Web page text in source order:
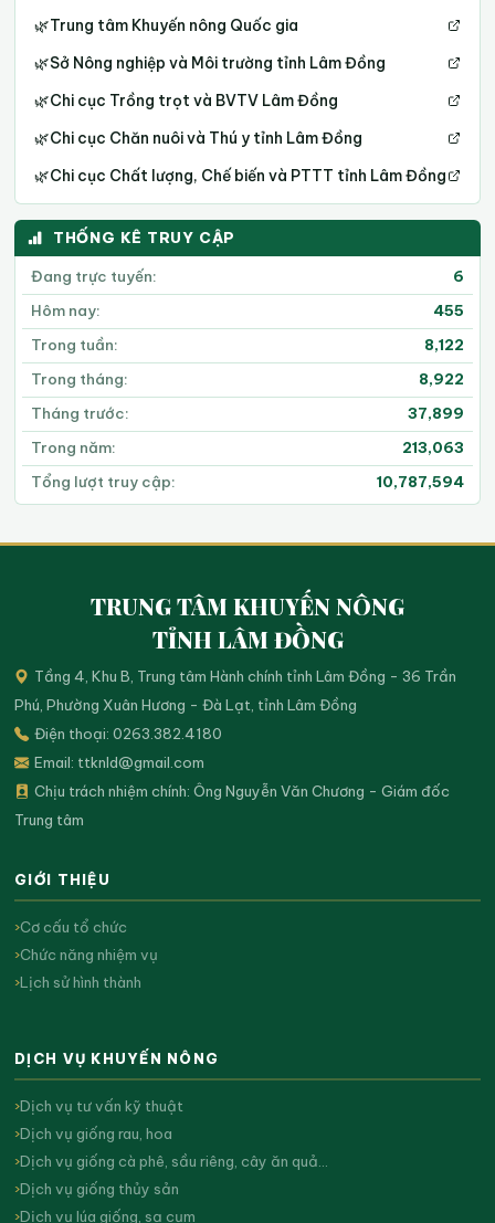
🌿Trung tâm Khuyến nông Quốc gia
🌿Sở Nông nghiệp và Môi trường tỉnh Lâm Đồng
🌿Chi cục Trồng trọt và BVTV Lâm Đồng
🌿Chi cục Chăn nuôi và Thú y tỉnh Lâm Đồng
🌿Chi cục Chất lượng, Chế biến và PTTT tỉnh Lâm Đồng
THỐNG KÊ TRUY CẬP
Đang trực tuyến:
6
Hôm nay:
455
Trong tuần:
8,122
Trong tháng:
8,922
Tháng trước:
37,899
Trong năm:
213,063
Tổng lượt truy cập:
10,787,594
TRUNG TÂM KHUYẾN NÔNG
TỈNH LÂM ĐỒNG
Tầng 4, Khu B, Trung tâm Hành chính tỉnh Lâm Đồng - 36 Trần
Phú, Phường Xuân Hương - Đà Lạt, tỉnh Lâm Đồng
Điện thoại: 0263.382.4180
Email: ttknld@gmail.com
Chịu trách nhiệm chính: Ông Nguyễn Văn Chương - Giám đốc
Trung tâm
GIỚI THIỆU
Cơ cấu tổ chức
Chức năng nhiệm vụ
Lịch sử hình thành
DỊCH VỤ KHUYẾN NÔNG
Dịch vụ tư vấn kỹ thuật
Dịch vụ giống rau, hoa
Dịch vụ giống cà phê, sầu riêng, cây ăn quả…
Dịch vụ giống thủy sản
Dịch vụ lúa giống, sạ cụm